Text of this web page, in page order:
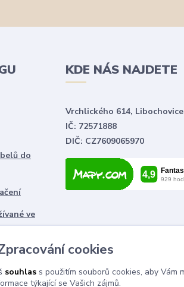
do
ve
KDE NÁS NAJDETE
Vrchlického 614,
IČ: 72571888
DIČ: CZ7609065970
cookies
souhlass použitím souborů cookies, aby Vám
týkající se Vašich zájmů.